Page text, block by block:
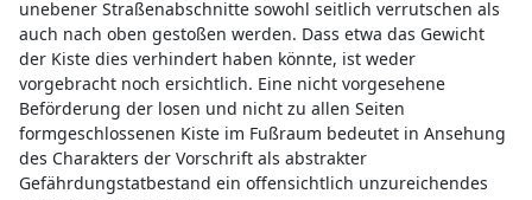
unebener Straßenabschnitte sowohl seitlich verrutschen als
auch nach oben gestoßen werden. Dass etwa das Gewicht
der Kiste dies verhindert haben könnte, ist weder
vorgebracht noch ersichtlich. Eine nicht vorgesehene
Beförderung der losen und nicht zu allen Seiten
formgeschlossenen Kiste im Fußraum bedeutet in Ansehung
des Charakters der Vorschrift als abstrakter
Gefährdungstatbestand ein offensichtlich unzureichendes